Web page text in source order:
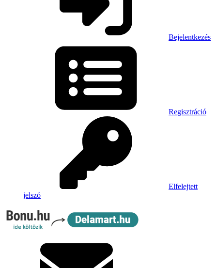
Bejelentkezés
Regisztráció
Elfelejtett
jelszó